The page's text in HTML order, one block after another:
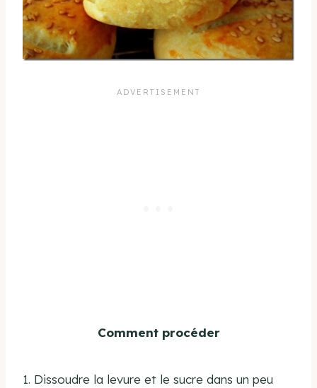
Comment procéder
1. Dissoudre la levure et le sucre dans un peu